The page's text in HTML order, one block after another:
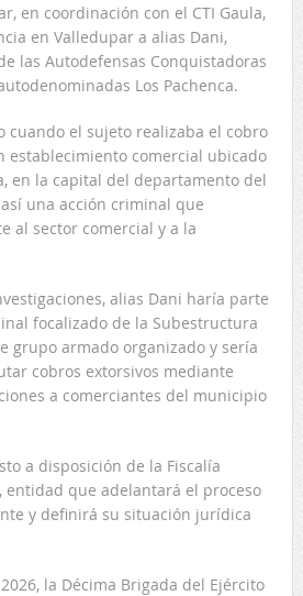
en coordinación con el CTI Gaula,
en Valledupar a alias Dani,
las Autodefensas Conquistadoras
Los Pachenca.
cuando el sujeto realizaba el cobro
establecimiento comercial ubicado
en la capital del departamento del
una acción criminal que
al sector comercial y a la
alias Dani haría parte
focalizado de la Subestructura
grupo armado organizado y sería
cobros extorsivos mediante
a comerciantes del municipio
a disposición de la Fiscalía
entidad que adelantará el proceso
y definirá su situación jurídica
la Décima Brigada del Ejército